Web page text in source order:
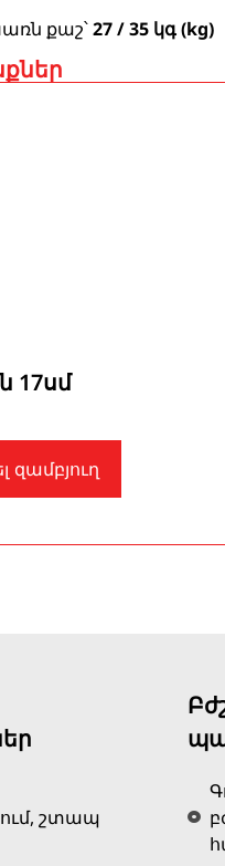
քաշ՝27 / 35 կգ (kg)
17սմ
զամբյուղ
շտապ